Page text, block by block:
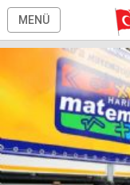
MENÜ